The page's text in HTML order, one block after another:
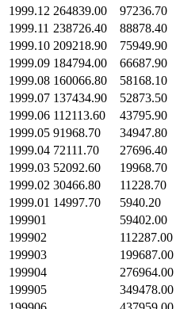
1999.12 264839.00 97236.70
1999.11 238726.40 88878.40
1999.10 209218.90 75949.90
1999.09 184794.00 66687.90
1999.08 160066.80 58168.10
1999.07 137434.90 52873.50
1999.06 112113.60 43795.90
1999.05 91968.70 34947.80
1999.04 72111.70 27696.40
1999.03 52092.60 19968.70
1999.02 30466.80 11228.70
1999.01 14997.70 5940.20
199901
59402.00
199902
112287.00
199903
199687.00
199904
276964.00
199905
349478.00